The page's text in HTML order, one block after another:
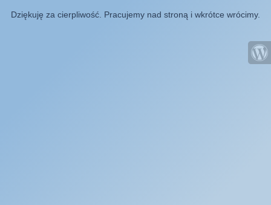
Dziękuję za cierpliwość. Pracujemy nad stroną i wkrótce wrócimy.